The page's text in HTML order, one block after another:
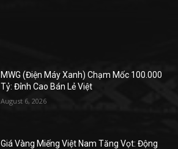
MWG (Điện Máy Xanh) Chạm Mốc 100.000
Tỷ: Đỉnh Cao Bán Lẻ Việt
August 6, 2026
Giá Vàng Miếng Việt Nam Tăng Vọt: Động